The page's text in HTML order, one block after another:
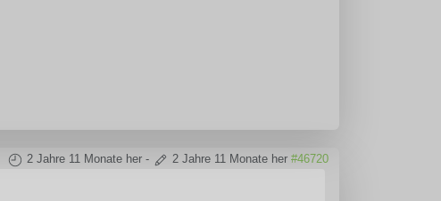
2 Jahre 11 Monate her - 2 Jahre 11 Monate her #46720